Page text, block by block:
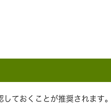
ておくことが推奨されます